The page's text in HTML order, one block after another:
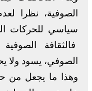
الصوفية، نظرا
سياسي للحركات
فالثقافة
الصوفي، يسود ولا
وهذا ما يجعل من